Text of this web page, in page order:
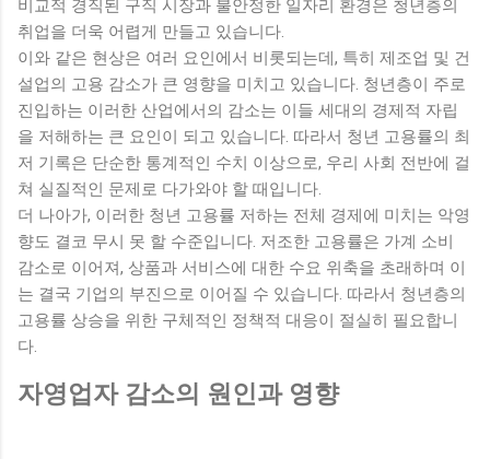
비교적 경직된 구직 시장과 불안정한 일자리 환경은 청년층의
취업을 더욱 어렵게 만들고 있습니다.
이와 같은 현상은 여러 요인에서 비롯되는데, 특히 제조업 및 건
설업의 고용 감소가 큰 영향을 미치고 있습니다. 청년층이 주로
진입하는 이러한 산업에서의 감소는 이들 세대의 경제적 자립
을 저해하는 큰 요인이 되고 있습니다. 따라서 청년 고용률의 최
저 기록은 단순한 통계적인 수치 이상으로, 우리 사회 전반에 걸
쳐 실질적인 문제로 다가와야 할 때입니다.
더 나아가, 이러한 청년 고용률 저하는 전체 경제에 미치는 악영
향도 결코 무시 못 할 수준입니다. 저조한 고용률은 가계 소비
감소로 이어져, 상품과 서비스에 대한 수요 위축을 초래하며 이
는 결국 기업의 부진으로 이어질 수 있습니다. 따라서 청년층의
고용률 상승을 위한 구체적인 정책적 대응이 절실히 필요합니
다.
자영업자 감소의 원인과 영향